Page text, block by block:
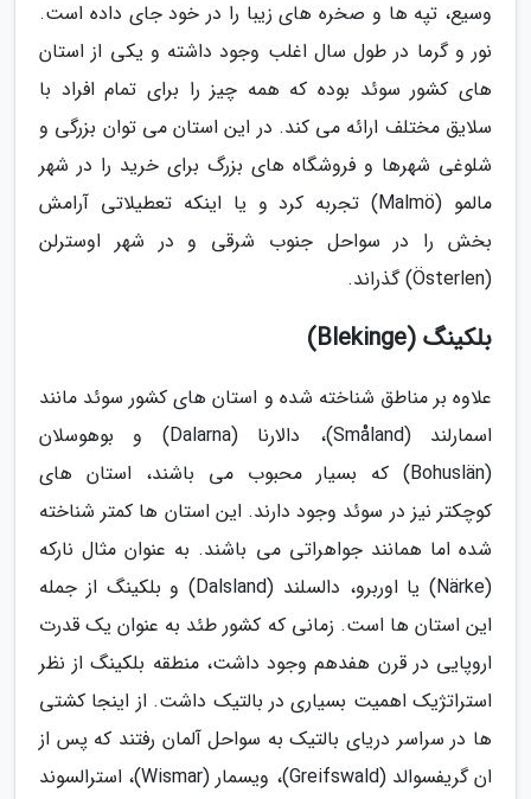
وسیع، تپه ها و صخره های زیبا را در خود جای داده است.
نور و گرما در طول سال اغلب وجود داشته و یکی از استان
های کشور سوئد بوده که همه چیز را برای تمام افراد با
سلایق مختلف ارائه می کند. در این استان می توان بزرگی و
شلوغی شهرها و فروشگاه های بزرگ برای خرید را در شهر
مالمو (Malmö) تجربه کرد و یا اینکه تعطیلاتی آرامش
بخش را در سواحل جنوب شرقی و در شهر اوسترلن
(Österlen) گذراند.
بلکینگ (Blekinge)
علاوه بر مناطق شناخته شده و استان های کشور سوئد مانند
اسمارلند (Småland)، دالارنا (Dalarna) و بوهوسلان
(Bohuslän) که بسیار محبوب می باشند، استان های
کوچکتر نیز در سوئد وجود دارند. این استان ها کمتر شناخته
شده اما همانند جواهراتی می باشند. به عنوان مثال نارکه
(Närke) یا اوربرو، دالسلند (Dalsland) و بلکینگ از جمله
این استان ها است. زمانی که کشور طئد به عنوان یک قدرت
اروپایی در قرن هفدهم وجود داشت، منطقه بلکینگ از نظر
استراتژیک اهمیت بسیاری در بالتیک داشت. از اینجا کشتی
ها در سراسر دریای بالتیک به سواحل آلمان رفتند که پس از
ان گریفسوالد (Greifswald)، ویسمار (Wismar)، استرالسوند